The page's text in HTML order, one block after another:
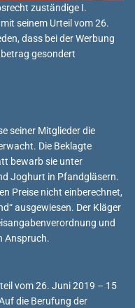
zuständige I.
seinem Urteil vom 26.
dass bei der Werbung
gesondert
seiner Mitglieder die
Die Beklagte
bewarb sie unter
Joghurt in Pfandgläsern.
Preise nicht einberechnet,
ausgewiesen. Der Kläger
und
Anspruch.
vom 26. Juni 2019 – 15
die Berufung der